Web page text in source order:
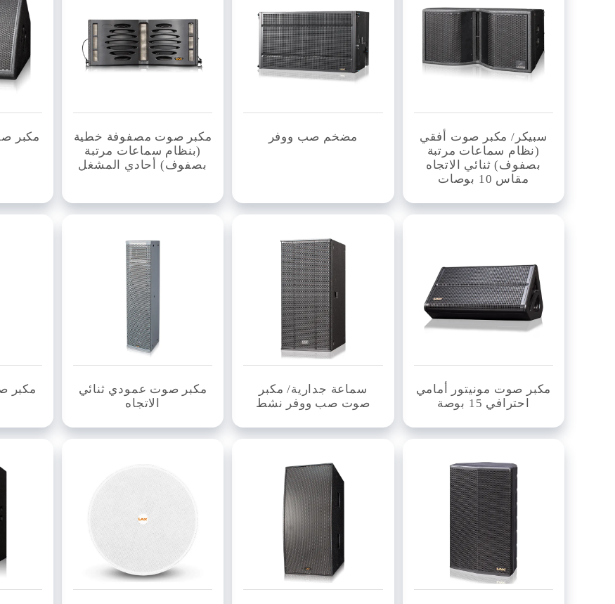
سبيكر/ مكبر صوت أفقي
(نظام سماعات مرتبة
بصفوف) ثنائي الاتجاه
مقاس 10 بوصات
مضخم صب ووفر
مكبر صوت مصفوفة خطية
(بنظام سماعات مرتبة
بصفوف) أحادي المشغل
مكبر
مكبر صوت مونيتور أمامي
احترافي 15 بوصة
سماعة جدارية/ مكبر
صوت صب ووفر نشط
مكبر صوت عمودي ثنائي
الاتجاه
مكبر